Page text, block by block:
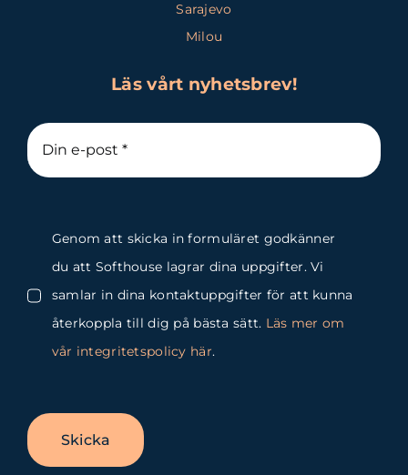
Sarajevo
Milou
Läs vårt nyhetsbrev!
Genom att skicka in formuläret godkänner
du att Softhouse lagrar dina uppgifter. Vi
samlar in dina kontaktuppgifter för att kunna
återkoppla till dig på bästa sätt. Läs mer om
vår integritetspolicy här.
Skicka